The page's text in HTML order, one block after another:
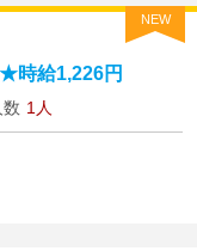
NEW
時給1,226円
1人